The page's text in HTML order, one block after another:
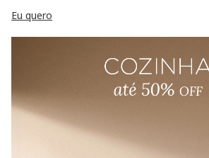
Eu quero